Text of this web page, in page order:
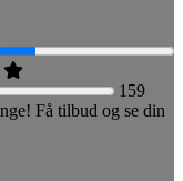
159
Få tilbud og se din